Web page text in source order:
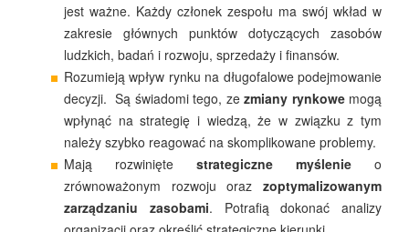
jest ważne. Każdy członek zespołu ma swój wkład w
zakresie głównych punktów dotyczących zasobów
ludzkich, badań i rozwoju, sprzedaży i finansów.
Rozumieją wpływ rynku na długofalowe podejmowanie
decyzji. Są świadomi tego, ze zmiany rynkowemogą
wpłynąć na strategię i wiedzą, że w związku z tym
należy szybko reagować na skomplikowane problemy.
Mają rozwinięte strategiczne myślenie o
zrównoważonym rozwoju oraz zoptymalizowanym
zarządzaniu zasobami. Potrafią dokonać analizy